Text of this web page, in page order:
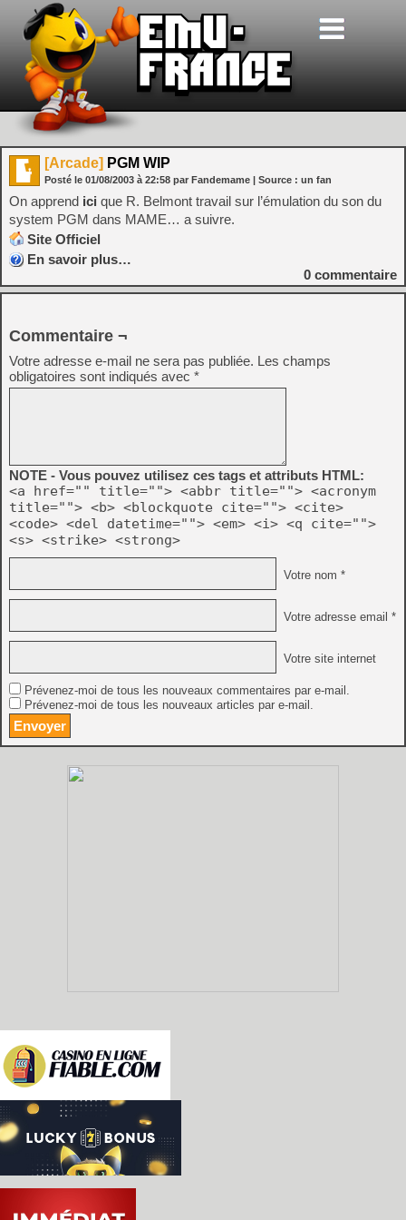
[Arcade] PGM WIP
Posté le 01/08/2003 à 22:58 par Fandemame | Source : un fan
On apprend ici que R. Belmont travail sur l’émulation du son du
system PGM dans MAME… a suivre.
Site Officiel
En savoir plus…
0 commentaire
Commentaire ¬
Votre adresse e-mail ne sera pas publiée. Les champs
obligatoires sont indiqués avec *
NOTE - Vous pouvez utilisez ces tags et attributs HTML:
<a href="" title=""> <abbr title=""> <acronym
title=""> <b> <blockquote cite=""> <cite>
<code> <del datetime=""> <em> <i> <q cite="">
<s> <strike> <strong>
Votre nom *
Votre adresse email *
Votre site internet
Prévenez-moi de tous les nouveaux commentaires par e-mail.
Prévenez-moi de tous les nouveaux articles par e-mail.